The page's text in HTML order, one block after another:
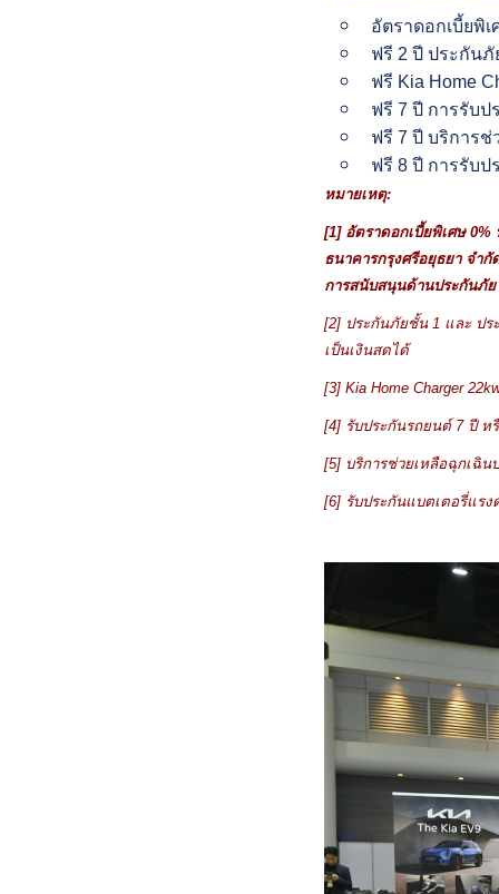
อัตราดอกเบี้ยพิ
ฟรี 2 ปี ประกัน
ฟรี Kia Home
ฟรี 7 ปี การรับป
ฟรี 7 ปี บริการช่
ฟรี 8 ปี การรับป
หมายเหตุ:
[1] อัตราดอกเบี้ยพิเศษ 0%
ธนาคารกรุงศรีอยุธยา จำ
การสนับสนุนด้านประกันภัย
[2] ประกันภัยชั้น 1 และ ปร
เป็นเงินสดได้
[3] Kia Home Charger
[4] รับประกันรถยนต์ 7 ปี ห
[5] บริการช่วยเหลือฉุกเฉิ
[6] รับประกันแบตเตอรี่แร